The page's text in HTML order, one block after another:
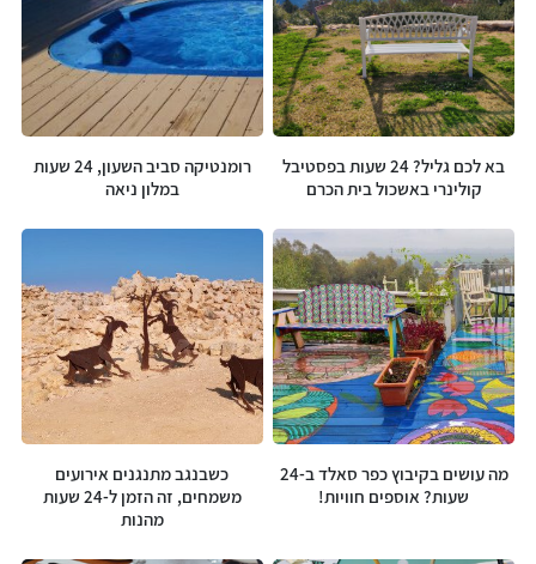
בא לכם גליל? 24 שעות בפסטיבל
קולינרי באשכול בית הכרם
רומנטיקה סביב השעון, 24 שעות
במלון ניאה
מה עושים בקיבוץ כפר סאלד ב-24
שעות? אוספים חוויות!
כשבנגב מתנגנים אירועים
משמחים, זה הזמן ל-24 שעות
מהנות